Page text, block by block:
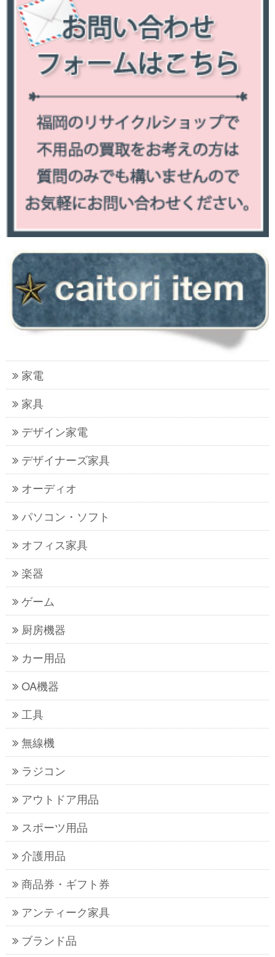
家電
家具
デザイン家電
デザイナーズ家具
オーディオ
パソコン・ソフト
オフィス家具
楽器
ゲーム
厨房機器
カー用品
OA機器
工具
無線機
ラジコン
アウトドア用品
スポーツ用品
介護用品
商品券・ギフト券
アンティーク家具
ブランド品